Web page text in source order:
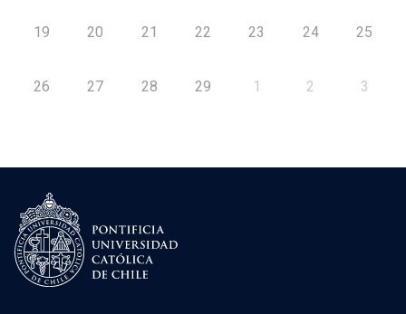
19 20 21 22 23 24 25
26 27 28 29 1 2 3